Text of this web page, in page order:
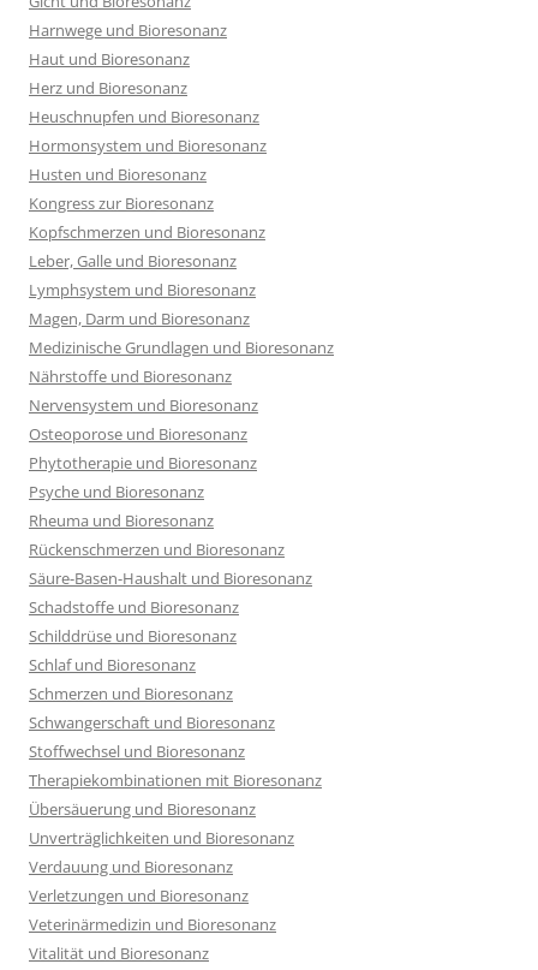
Harnwege und Bioresonanz
Haut und Bioresonanz
Herz und Bioresonanz
Heuschnupfen und Bioresonanz
Hormonsystem und Bioresonanz
Husten und Bioresonanz
Kongress zur Bioresonanz
Kopfschmerzen und Bioresonanz
Leber, Galle und Bioresonanz
Lymphsystem und Bioresonanz
Magen, Darm und Bioresonanz
Medizinische Grundlagen und Bioresonanz
Nährstoffe und Bioresonanz
Nervensystem und Bioresonanz
Osteoporose und Bioresonanz
Phytotherapie und Bioresonanz
Psyche und Bioresonanz
Rheuma und Bioresonanz
Rückenschmerzen und Bioresonanz
Säure-Basen-Haushalt und Bioresonanz
Schadstoffe und Bioresonanz
Schilddrüse und Bioresonanz
Schlaf und Bioresonanz
Schmerzen und Bioresonanz
Schwangerschaft und Bioresonanz
Stoffwechsel und Bioresonanz
Therapiekombinationen mit Bioresonanz
Übersäuerung und Bioresonanz
Unverträglichkeiten und Bioresonanz
Verdauung und Bioresonanz
Verletzungen und Bioresonanz
Veterinärmedizin und Bioresonanz
Vitalität und Bioresonanz